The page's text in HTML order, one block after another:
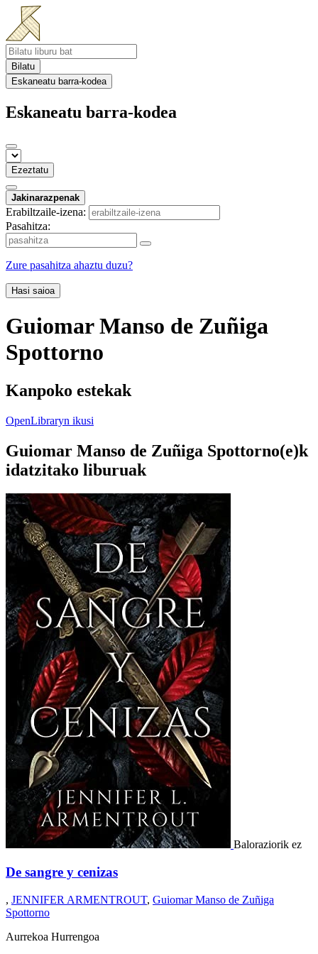
Bilatu
Eskaneatu barra-kodea
Eskaneatu barra-kodea
Ezeztatu
Jakinarazpenak
Erabiltzaile-izena:
Pasahitza:
Zure pasahitza ahaztu duzu?
Hasi saioa
Guiomar Manso de Zuñiga
Spottorno
Kanpoko estekak
OpenLibraryn ikusi
Guiomar Manso de Zuñiga Spottorno(e)k
idatzitako liburuak
Baloraziorik ez
De sangre y cenizas
, JENNIFER ARMENTROUT, Guiomar Manso de Zuñiga
Spottorno
Aurrekoa Hurrengoa